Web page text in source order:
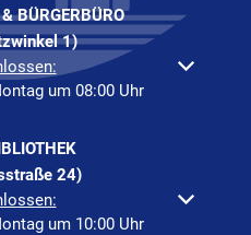
BÜRGERBÜRO
1)
oder Schließzeiten
um 08:00 Uhr
24)
oder Schließzeiten
um 10:00 Uhr